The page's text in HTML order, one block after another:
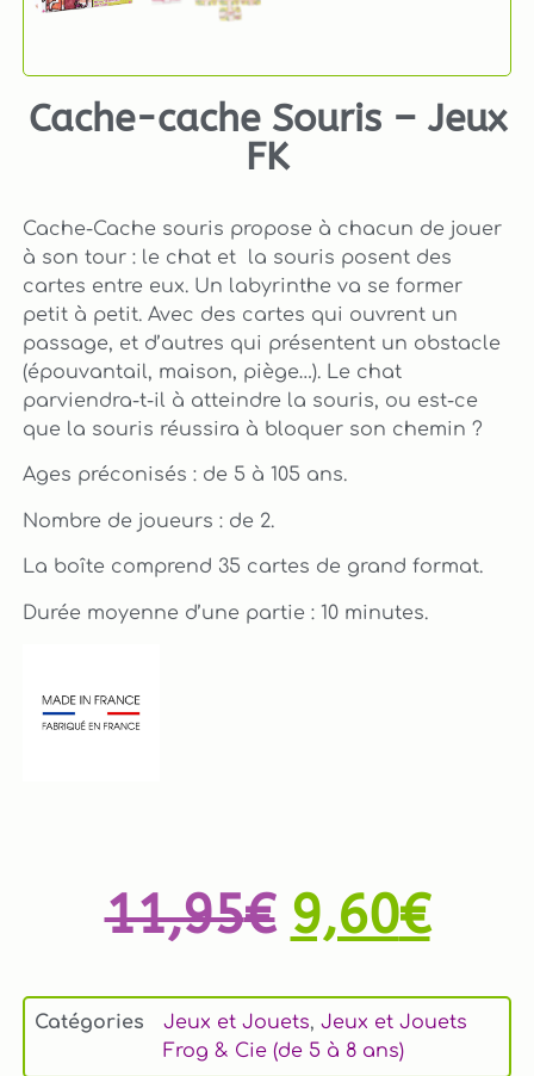
Cache-cache Souris – Jeux
FK
Cache-Cache souris propose à chacun de jouer
à son tour : le chat et la souris posent des
cartes entre eux. Un labyrinthe va se former
petit à petit. Avec des cartes qui ouvrent un
passage, et d’autres qui présentent un obstacle
(épouvantail, maison, piège…). Le chat
parviendra-t-il à atteindre la souris, ou est-ce
que la souris réussira à bloquer son chemin ?
Ages préconisés : de 5 à 105 ans.
Nombre de joueurs : de 2.
La boîte comprend 35 cartes de grand format.
Durée moyenne d’une partie : 10 minutes.
11,95€ 9,60€
Catégories Jeux et Jouets,Jeux et Jouets
Frog & Cie (de 5 à 8 ans)